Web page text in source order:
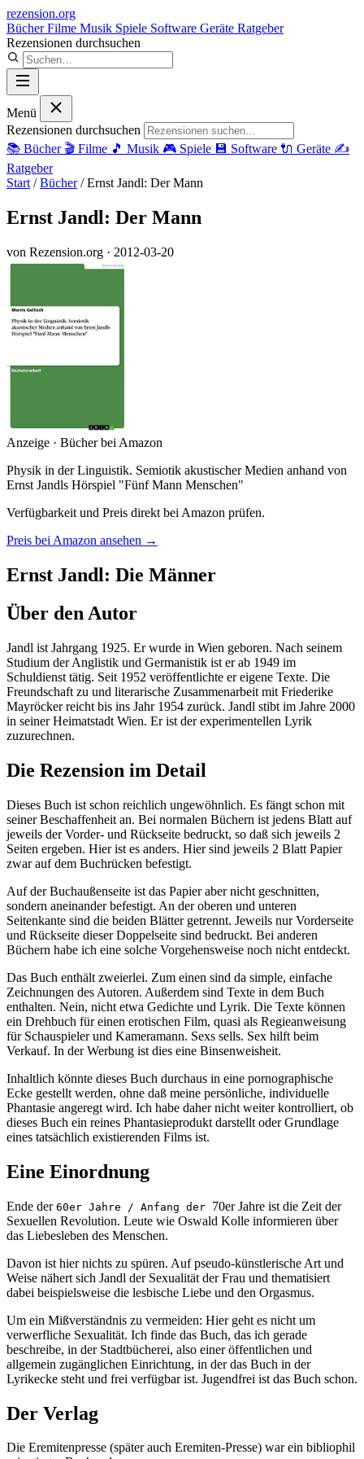
rezension.org
BücherFilme Musik Spiele Software Geräte Ratgeber
Rezensionen durchsuchen
Menü
Rezensionen durchsuchen
📚 Bücher 🎬 Filme 🎵 Musik 🎮 Spiele 💾 Software 🔌 Geräte ✍️
Ratgeber
Start / Bücher / Ernst Jandl: Der Mann
Ernst Jandl: Der Mann
von Rezension.org · 2012-03-20
Anzeige · Bücher bei Amazon
Physik in der Linguistik. Semiotik akustischer Medien anhand von
Ernst Jandls Hörspiel "Fünf Mann Menschen"
Verfügbarkeit und Preis direkt bei Amazon prüfen.
Preis bei Amazon ansehen →
Ernst Jandl: Die Männer
Über den Autor
Jandl ist Jahrgang 1925. Er wurde in Wien geboren. Nach seinem
Studium der Anglistik und Germanistik ist er ab 1949 im
Schuldienst tätig. Seit 1952 veröffentlichte er eigene Texte. Die
Freundschaft zu und literarische Zusammenarbeit mit Friederike
Mayröcker reicht bis ins Jahr 1954 zurück. Jandl stibt im Jahre 2000
in seiner Heimatstadt Wien. Er ist der experimentellen Lyrik
zuzurechnen.
Die Rezension im Detail
Dieses Buch ist schon reichlich ungewöhnlich. Es fängt schon mit
seiner Beschaffenheit an. Bei normalen Büchern ist jedens Blatt auf
jeweils der Vorder- und Rückseite bedruckt, so daß sich jeweils 2
Seiten ergeben. Hier ist es anders. Hier sind jeweils 2 Blatt Papier
zwar auf dem Buchrücken befestigt.
Auf der Buchaußenseite ist das Papier aber nicht geschnitten,
sondern aneinander befestigt. An der oberen und unteren
Seitenkante sind die beiden Blätter getrennt. Jeweils nur Vorderseite
und Rückseite dieser Doppelseite sind bedruckt. Bei anderen
Büchern habe ich eine solche Vorgehensweise noch nicht entdeckt.
Das Buch enthält zweierlei. Zum einen sind da simple, einfache
Zeichnungen des Autoren. Außerdem sind Texte in dem Buch
enthalten. Nein, nicht etwa Gedichte und Lyrik. Die Texte können
ein Drehbuch für einen erotischen Film, quasi als Regieanweisung
für Schauspieler und Kameramann. Sexs sells. Sex hilft beim
Verkauf. In der Werbung ist dies eine Binsenweisheit.
Inhaltlich könnte dieses Buch durchaus in eine pornographische
Ecke gestellt werden, ohne daß meine persönliche, individuelle
Phantasie angeregt wird. Ich habe daher nicht weiter kontrolliert, ob
dieses Buch ein reines Phantasieprodukt darstellt oder Grundlage
eines tatsächlich existierenden Films ist.
Eine Einordnung
Ende der 60er Jahre / Anfang der 70er Jahre ist die Zeit der
Sexuellen Revolution. Leute wie Oswald Kolle informieren über
das Liebesleben des Menschen.
Davon ist hier nichts zu spüren. Auf pseudo-künstlerische Art und
Weise nähert sich Jandl der Sexualität der Frau und thematisiert
dabei beispielsweise die lesbische Liebe und den Orgasmus.
Um ein Mißverständnis zu vermeiden: Hier geht es nicht um
verwerfliche Sexualität. Ich finde das Buch, das ich gerade
beschreibe, in der Stadtbücherei, also einer öffentlichen und
allgemein zugänglichen Einrichtung, in der das Buch in der
Lyrikecke steht und frei verfügbar ist. Jugendfrei ist das Buch schon.
Der Verlag
Die Eremitenpresse (später auch Eremiten-Presse) war ein bibliophil